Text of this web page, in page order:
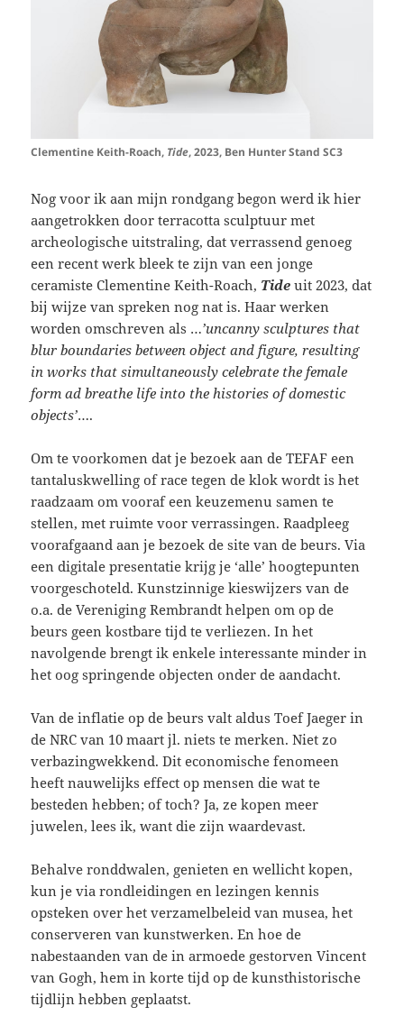
Clementine Keith-Roach, Tide, 2023, Ben Hunter Stand SC3
Nog voor ik aan mijn rondgang begon werd ik hier
aangetrokken door terracotta sculptuur met
archeologische uitstraling, dat verrassend genoeg
een recent werk bleek te zijn van een jonge
ceramiste Clementine Keith-Roach, Tide uit 2023, dat
bij wijze van spreken nog nat is. Haar werken
worden omschreven als …’uncanny sculptures that
blur boundaries between object and figure, resulting
in works that simultaneously celebrate the female
form ad breathe life into the histories of domestic
objects’….
Om te voorkomen dat je bezoek aan de TEFAF een
tantaluskwelling of race tegen de klok wordt is het
raadzaam om vooraf een keuzemenu samen te
stellen, met ruimte voor verrassingen. Raadpleeg
voorafgaand aan je bezoek de site van de beurs. Via
een digitale presentatie krijg je ‘alle’ hoogtepunten
voorgeschoteld. Kunstzinnige kieswijzers van de
o.a. de Vereniging Rembrandt helpen om op de
beurs geen kostbare tijd te verliezen. In het
navolgende brengt ik enkele interessante minder in
het oog springende objecten onder de aandacht.
Van de inflatie op de beurs valt aldus Toef Jaeger in
de NRC van 10 maart jl. niets te merken. Niet zo
verbazingwekkend. Dit economische fenomeen
heeft nauwelijks effect op mensen die wat te
besteden hebben; of toch? Ja, ze kopen meer
juwelen, lees ik, want die zijn waardevast.
Behalve ronddwalen, genieten en wellicht kopen,
kun je via rondleidingen en lezingen kennis
opsteken over het verzamelbeleid van musea, het
conserveren van kunstwerken. En hoe de
nabestaanden van de in armoede gestorven Vincent
van Gogh, hem in korte tijd op de kunsthistorische
tijdlijn hebben geplaatst.